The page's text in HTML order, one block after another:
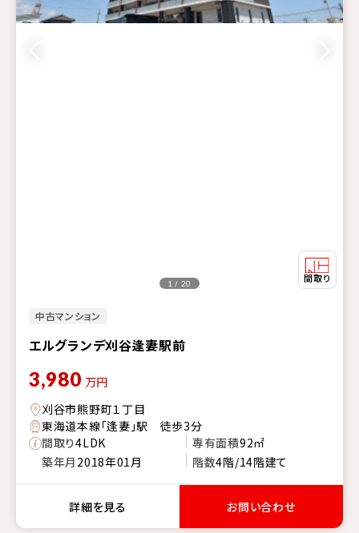
中古マンション
エルグランデ刈谷逢妻駅前
1 / 20
3,980 万円
刈谷市熊野町１丁目
東海道本線「逢妻」駅 徒歩3分
間取り4LDK 専有面積92㎡
築年月 2018年01月 階数4階/14階建て
詳細を見る お問い合わせ